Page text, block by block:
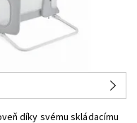
díky svému skládacímu